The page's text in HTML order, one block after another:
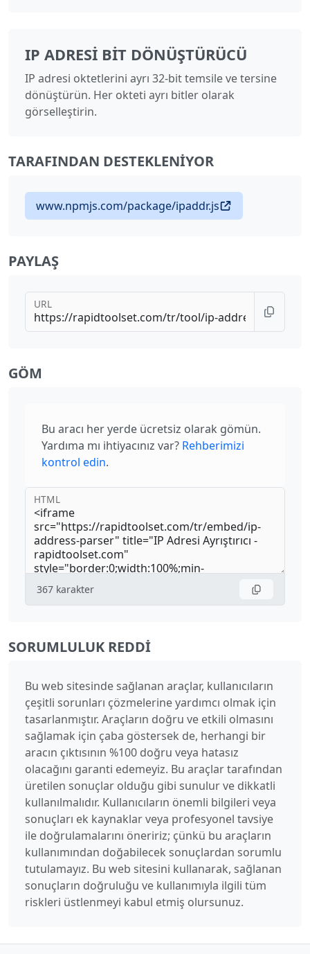
IP ADRESI BIT DÖNÜŞTÜRÜCÜ
IP adresi oktetlerini ayrı 32-bit temsile ve tersine
dönüştürün. Her okteti ayrı bitler olarak
görselleştirin.
TARAFINDAN DESTEKLENIYOR
www.npmjs.com/package/ipaddr.js
PAYLAŞ
URL
GÖM
Bu aracı her yerde ücretsiz olarak gömün.
Yardıma mı ihtiyacınız var? Rehberimizi
kontrol edin.
HTML
367 karakter
SORUMLULUK REDDI
Bu web sitesinde sağlanan araçlar, kullanıcıların
çeşitli sorunları çözmelerine yardımcı olmak için
tasarlanmıştır. Araçların doğru ve etkili olmasını
sağlamak için çaba göstersek de, herhangi bir
aracın çıktısının %100 doğru veya hatasız
olacağını garanti edemeyiz. Bu araçlar tarafından
üretilen sonuçlar olduğu gibi sunulur ve dikkatli
kullanılmalıdır. Kullanıcıların önemli bilgileri veya
sonuçları ek kaynaklar veya profesyonel tavsiye
ile doğrulamalarını öneririz; çünkü bu araçların
kullanımından doğabilecek sonuçlardan sorumlu
tutulamayız. Bu web sitesini kullanarak, sağlanan
sonuçların doğruluğu ve kullanımıyla ilgili tüm
riskleri üstlenmeyi kabul etmiş olursunuz.